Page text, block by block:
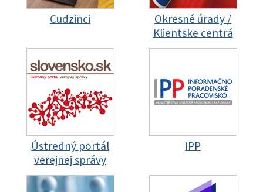
Cudzinci
Okresné úrady /
Klientske centrá
Ústredný portál
verejnej správy
IPP